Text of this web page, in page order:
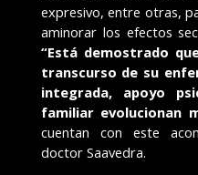
expresivo, entre otras,
aminorar los efectos
“Está demostrado
transcurso de su
integrada, apoyo
familiar evolucionan
cuentan con este
doctor Saavedra.